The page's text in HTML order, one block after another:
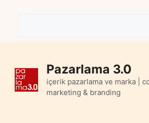
Pazarlama 3.0
içerik pazarlama ve marka |
marketing & branding